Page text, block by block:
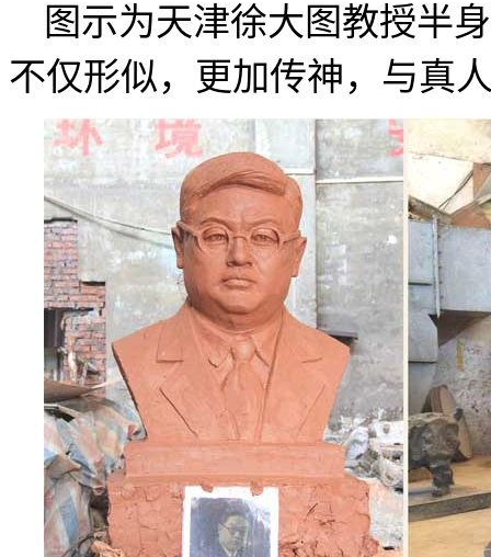
图示为天津徐大图教授半
不仅形似，更加传神，与真